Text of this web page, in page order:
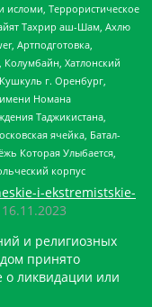
исломи, Террористическое
Тахрир аш-Шам, Ахлю
Артподготовка,
Колумбайн, Хатлонский
г. Оренбург,
имени Номана
Таджикистана,
ячейка, Батал-
Которая Улыбается,
корпус
i-ekstremistskie-
16.11.2023
и религиозных
принято
о ликвидации или